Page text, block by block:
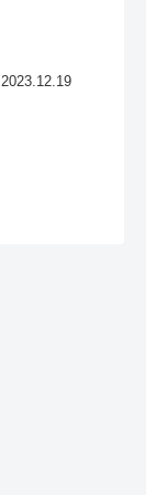
2023.12.19